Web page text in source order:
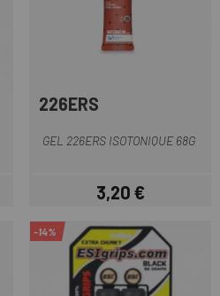
226ERS
GEL 226ERS ISOTONIQUE 68G
Prix
3,20 €
-14%